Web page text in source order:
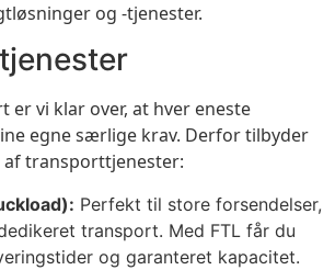
og -tjenester.
er vi klar over, at hver eneste
egne særlige krav. Derfor tilbyder
transporttjenester:
Perfekt til store forsendelser,
transport. Med FTL får du
og garanteret kapacitet.